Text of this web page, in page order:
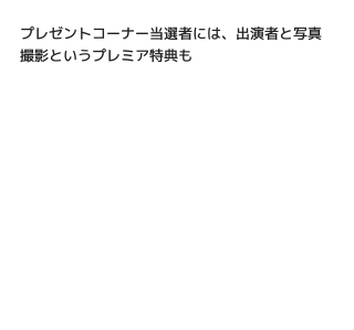
プレゼントコーナー当選者には、出演者と写真
撮影というプレミア特典も